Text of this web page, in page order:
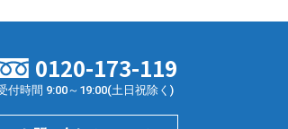
0120-173-119
付時間 9:00～19:00(土日祝除く)